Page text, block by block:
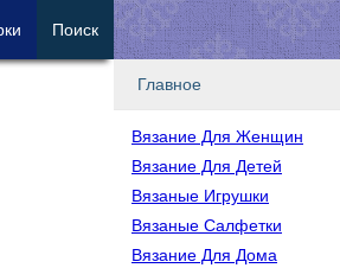
Главное
Вязание Для Женщин
Вязание Для Детей
Вязаные Игрушки
Вязаные Салфетки
Вязание Для Дома
Поиск